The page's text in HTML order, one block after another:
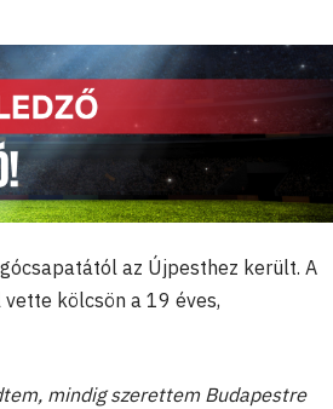
az Újpesthez került. A
kölcsön a 19 éves,
mindig szerettem Budapestre